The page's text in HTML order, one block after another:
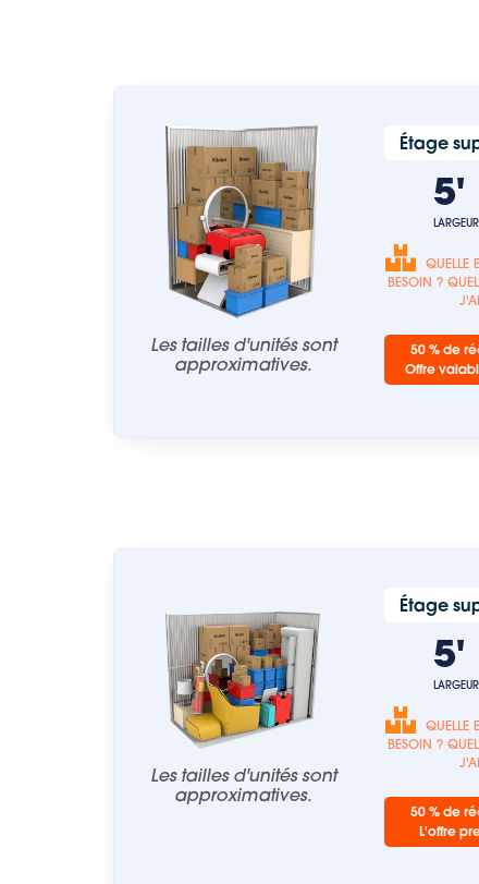
Les tailles d'unités sont
approximatives.
Étage
5'
LARGEUR
QUELLE
BESOIN ?
50 % de
Offre
Les tailles d'unités sont
approximatives.
Étage
5'
LARGEUR
QUELLE
BESOIN ?
50 % de
L'offre